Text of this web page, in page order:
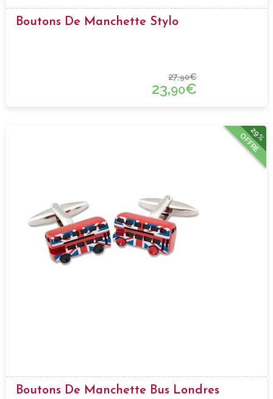
Boutons De Manchette Stylo
27,90€
23,90€
29%
OFFRE
Boutons De Manchette Bus Londres